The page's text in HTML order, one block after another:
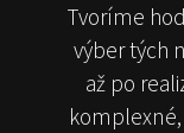
Tvoríme
výber tých
až po